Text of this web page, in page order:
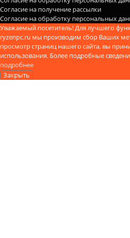
Согласие на получение рассылки
Согласие на обработку персональных
Уважаемый посетитель! Для лучшего
ryzenpc.ru мы производим сбор Ваших
просмотр страниц нашего сайта, вы
использования. Более подробные
подробнее
Закрыть